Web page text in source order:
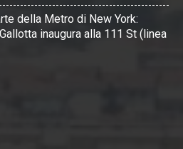
della Metro di New York:
inaugura alla 111 St (linea